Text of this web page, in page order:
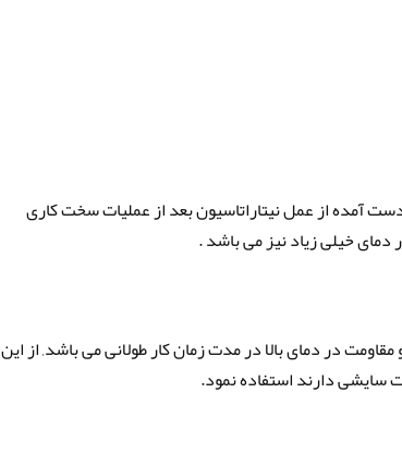
سطحی بدست آمده از عمل نیتاراتاسیون بعد از عملیات سخت کاری
خیلی زیاد نیز می باشد .
خیلی بالا و مقاومت در دمای بالا در مدت زمان کار طولانی می باشد, از این
سایشی دارند استفاده نمود.